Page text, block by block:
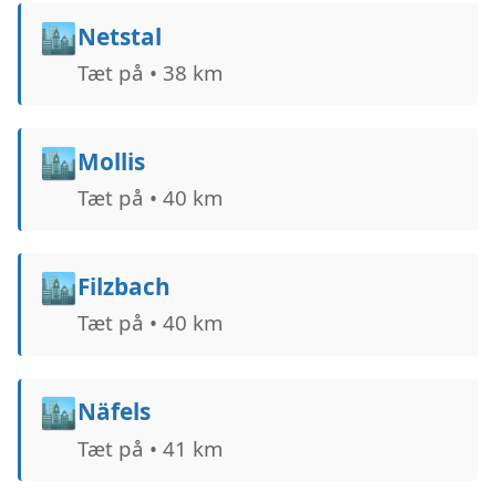
🏙️Netstal
Tæt på • 38 km
🏙️Mollis
Tæt på • 40 km
🏙️Filzbach
Tæt på • 40 km
🏙️Näfels
Tæt på • 41 km